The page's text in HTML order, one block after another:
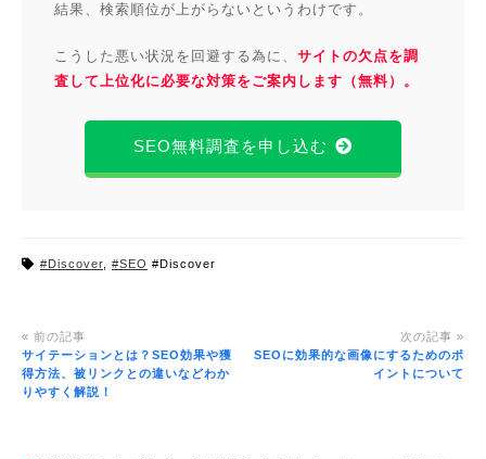
結果、検索順位が上がらないというわけです。
こうした悪い状況を回避する為に、 サイトの欠点を調
査して上位化に必要な対策をご案内します（無料）。
SEO無料調査を申し込む
#Discover #SEO #Discover
« 前の記事
サイテーションとは？SEO効果や獲
得方法、被リンクとの違いなどわか
りやすく解説！
次の記事 »
SEOに効果的な画像にするためのポ
イントについて